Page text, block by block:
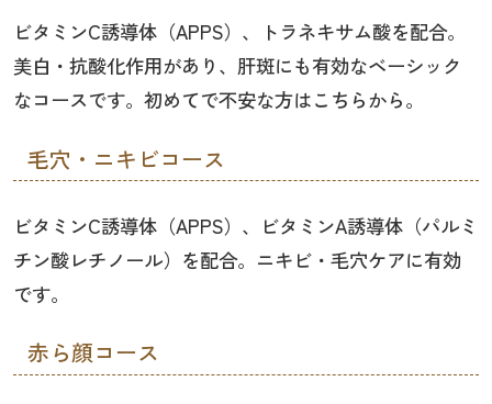
ビタミンC誘導体（APPS）、トラネキサム酸を配合。
美白・抗酸化作用があり、肝斑にも有効なベーシック
なコースです。初めてで不安な方はこちらから。
毛穴・ニキビコース
ビタミンC誘導体（APPS）、ビタミンA誘導体（パルミ
チン酸レチノール）を配合。ニキビ・毛穴ケアに有効
です。
赤ら顔コース